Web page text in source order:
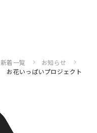
新着一覧
お知らせ
お花いっぱいプロジェクト